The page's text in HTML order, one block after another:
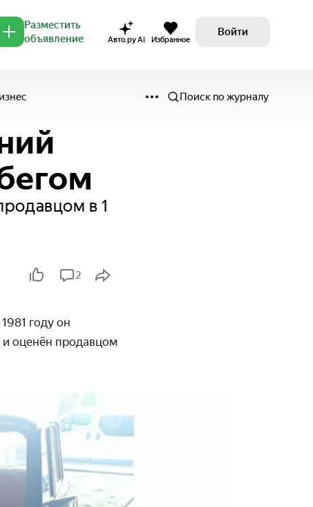
Разместить
объявление
Авто.ру AI Избранное
Войти
Поиск по журналу
в 1
2
году он
и оценён продавцом